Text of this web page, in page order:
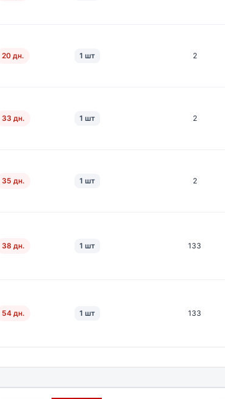
20 дн. 1 шт 2
33 дн. 1 шт 2
35 дн. 1 шт 2
38 дн. 1 шт 133
54 дн. 1 шт 133